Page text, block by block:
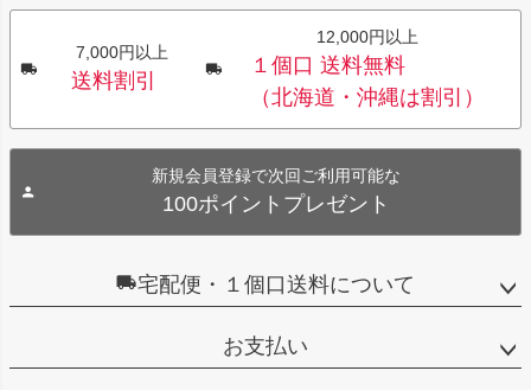
7,000円以上
送料割引
12,000円以上
１個口 送料無料
（北海道・沖縄は割引）
新規会員登録で次回ご利用可能な
100ポイントプレゼント
宅配便・１個口送料について
お支払い